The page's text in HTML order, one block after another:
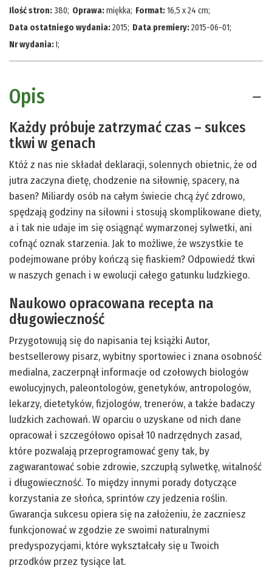
Ilość stron:380; Oprawa:miękka; Format:16,5 x 24 cm;
Data ostatniego wydania:2015; Data premiery:2015-06-01;
Nr wydania:I;
Opis
Każdy próbuje zatrzymać czas – sukces
tkwi w genach
Któż z nas nie składał deklaracji, solennych obietnic, że od
jutra zaczyna dietę, chodzenie na siłownię, spacery, na
basen? Miliardy osób na całym świecie chcą żyć zdrowo,
spędzają godziny na siłowni i stosują skomplikowane diety,
a i tak nie udaje im się osiągnąć wymarzonej sylwetki, ani
cofnąć oznak starzenia. Jak to możliwe, że wszystkie te
podejmowane próby kończą się fiaskiem? Odpowiedź tkwi
w naszych genach i w ewolucji całego gatunku ludzkiego.
Naukowo opracowana recepta na
długowieczność
Przygotowują się do napisania tej książki Autor,
bestsellerowy pisarz, wybitny sportowiec i znana osobność
medialna, zaczerpnął informacje od czołowych biologów
ewolucyjnych, paleontologów, genetyków, antropologów,
lekarzy, dietetyków, fizjologów, trenerów, a także badaczy
ludzkich zachowań. W oparciu o uzyskane od nich dane
opracował i szczegółowo opisał 10 nadrzędnych zasad,
które pozwalają przeprogramować geny tak, by
zagwarantować sobie zdrowie, szczupłą sylwetkę, witalność
i długowieczność. To między innymi porady dotyczące
korzystania ze słońca, sprintów czy jedzenia roślin.
Gwarancja sukcesu opiera się na założeniu, że zaczniesz
funkcjonować w zgodzie ze swoimi naturalnymi
predyspozycjami, które wykształcały się u Twoich
przodków przez tysiące lat.